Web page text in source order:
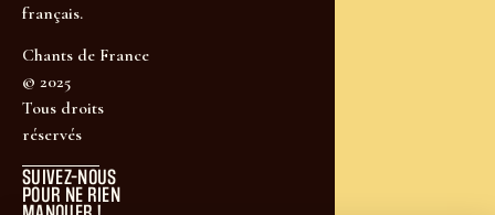
français.
Chants de France
© 2025
Tous droits
réservés
SUIVEZ-NOUS
POUR NE RIEN